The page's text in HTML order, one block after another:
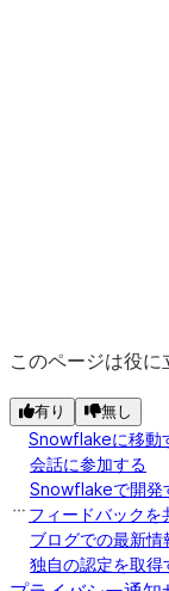
このページは役に
有り 無し
Snowflakeに移動
会話に参加する
Snowflakeで開発
フィードバックを
ブログでの最新情
独自の認定を取得